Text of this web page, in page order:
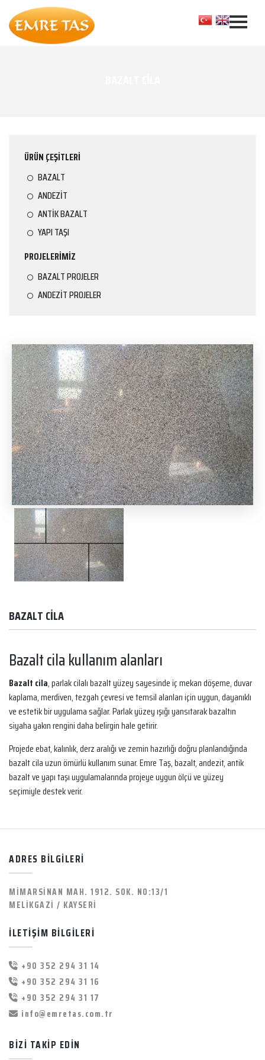
ÜRÜN ÇEŞİTLERİ
BAZALT
ANDEZİT
ANTİK BAZALT
YAPI TAŞI
PROJELERİMİZ
BAZALT PROJELER
ANDEZİT PROJELER
BAZALT CİLA
Bazalt cila kullanım alanları
Bazalt cila, parlak cilalı bazalt yüzey sayesinde iç mekan döşeme, duvar
kaplama, merdiven, tezgah çevresi ve temsil alanları için uygun, dayanıklı
ve estetik bir uygulama sağlar. Parlak yüzey ışığı yansıtarak bazaltın
siyaha yakın rengini daha belirgin hale getirir.
Projede ebat, kalınlık, derz aralığı ve zemin hazırlığı doğru planlandığında
bazalt cila uzun ömürlü kullanım sunar. Emre Taş, bazalt, andezit, antik
bazalt ve yapı taşı uygulamalarında projeye uygun ölçü ve yüzey
seçimiyle destek verir.
ADRES BİLGİLERİ
MİMARSİNAN MAH. 1912. SOK. NO:13/1
MELİKGAZİ / KAYSERİ
İLETİŞİM BİLGİLERİ
+90 352 294 31 14
+90 352 294 31 16
+90 352 294 31 17
info@emretas.com.tr
BİZİ TAKİP EDİN